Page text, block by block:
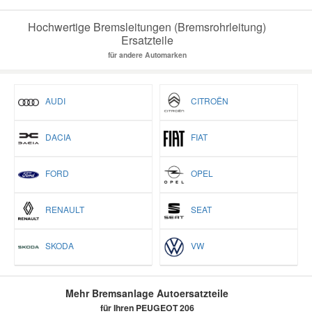
Hochwertige Bremsleitungen (Bremsrohrleitung)
Ersatzteile
für andere Automarken
AUDI CITROËN
DACIA FIAT
FORD OPEL
RENAULT SEAT
SKODA VW
Mehr Bremsanlage Autoersatzteile
für Ihren PEUGEOT 206